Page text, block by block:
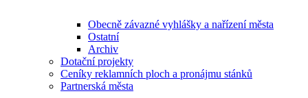
Obecně závazné vyhlášky a nařízení města
Ostatní
Archiv
Dotační projekty
Ceníky reklamních ploch a pronájmu stánků
Partnerská města